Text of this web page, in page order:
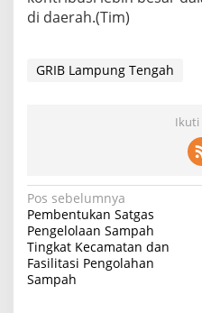
di daerah.(Tim)
GRIB Lampung Tengah
Ikuti
Navigasi
pos
Pos sebelumnya
Pembentukan Satgas
Pengelolaan Sampah
Tingkat Kecamatan dan
Fasilitasi Pengolahan
Sampah